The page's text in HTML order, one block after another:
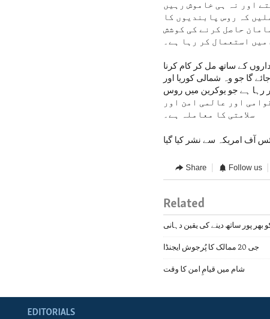
اور نہ ہی خاموش رہیں
کہ روس پابندیوں کا
حاصل کرنے کی کوشش
استعمال کر رہا ہے۔
کے ساتھ مل کر کام کرنا
گا جو وہ شمالی کوریا اور
رہا ہے جو یوکرین میں روس
اور عالمی امن اور
سلامتی کا معاملہ ہے۔
Share Follow us
Related
بھر پور ساتھ دینے کی یقین دہانی
جی 20 ممالک کا پُرجوش ایجنڈا
شام میں قیامِ امن کا وقت
EDITORIALS